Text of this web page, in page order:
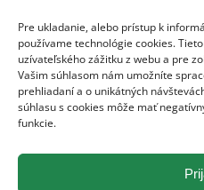
Pre ukladanie, alebo prístup k
používame technológie cookies.
uzívateľského zážitku z webu a pre
Vašim súhlasom nám umožníte
prehliadaní a o unikátných
súhlasu s cookies môže mať
funkcie.